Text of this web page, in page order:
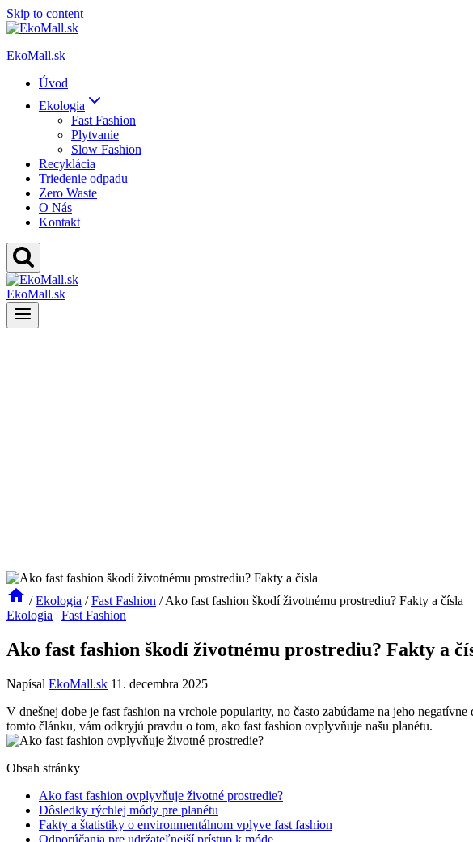
Skip to content
EkoMall.sk
Úvod
Ekologia
Fast Fashion
Plytvanie
Slow Fashion
Recyklácia
Triedenie odpadu
Zero Waste
O Nás
Kontakt
EkoMall.sk
/ Ekologia / Fast Fashion / Ako fast fashion škodí životnému prostrediu? Fakty a čísla
Ekologia | Fast Fashion
Ako fast fashion škodí životnému prostrediu? Fakty a
Napísal EkoMall.sk 11. decembra 2025
V dnešnej dobe je fast fashion na vrchole popularity, no často zabúdame na jeho
tomto článku, vám odkryjú pravdu o tom, ako fast fashion ovplyvňuje našu planétu.
Obsah stránky
Ako fast fashion ovplyvňuje životné prostredie?
Dôsledky rýchlej módy pre planétu
Fakty a štatistiky o environmentálnom vplyve fast fashion
Odporúčania pre udržateľnejší prístup k móde